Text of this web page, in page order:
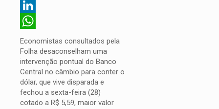
Twitter
LinkedIn
WhatsApp
Economistas consultados pela
Folha desaconselham uma
intervenção pontual do Banco
Central no câmbio para conter o
dólar, que vive disparada e
fechou a sexta-feira (28)
cotado a R$ 5,59, maior valor